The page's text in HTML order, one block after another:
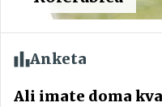
Anketa
Ali imate doma